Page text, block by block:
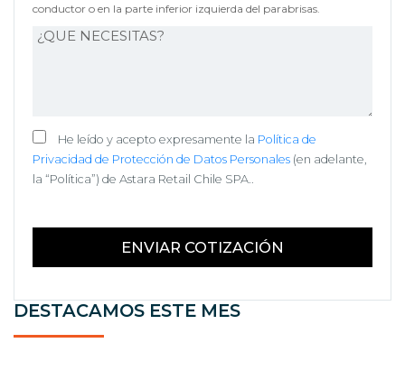
conductor o en la parte inferior izquierda del parabrisas.
He leído y acepto expresamente la Política de
Privacidad de Protección de Datos Personales (en adelante,
la “Política”) de Astara Retail Chile SPA..
DESTACAMOS ESTE MES